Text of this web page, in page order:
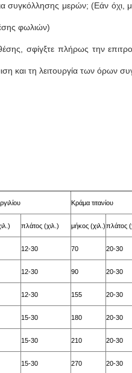
συγκόλλησης μερών; (Εάν όχι,
φωλιών)
σφίγξτε πλήρως την
και τη λειτουργία των όρων
Κράμα τιτανίου
πλάτος (χιλ.) μήκος (χιλ.)πλάτος
12-30 70 20-30
12-30 90 20-30
12-30 155 20-30
15-30 180 20-30
15-30 210 20-30
15-30 270 20-30